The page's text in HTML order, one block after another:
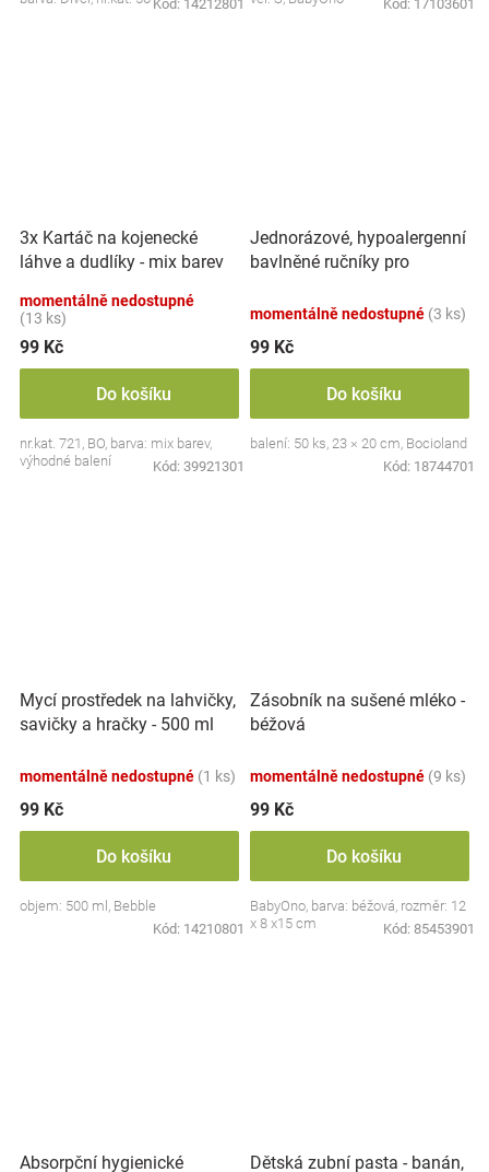
Kód: 14212801 Kód: 17103601
3x Kartáč na kojenecké
láhve a dudlíky - mix barev
momentálně nedostupné
(13 ks)
99 Kč
Do košíku
nr.kat. 721, BO, barva: mix barev,
výhodné balení
Kód: 39921301
Jednorázové, hypoalergenní
bavlněné ručníky pro
momentálně nedostupné (3 ks)
99 Kč
Do košíku
balení: 50 ks, 23 × 20 cm, Bocioland
Kód: 18744701
Mycí prostředek na lahvičky,
savičky a hračky - 500 ml
momentálně nedostupné (1 ks)
99 Kč
Do košíku
objem: 500 ml, Bebble
Kód: 14210801
Zásobník na sušené mléko -
béžová
momentálně nedostupné (9 ks)
99 Kč
Do košíku
BabyOno, barva: béžová, rozměr: 12
x 8 x15 cm
Kód: 85453901
Absorpční hygienické Dětská zubní pasta - banán,